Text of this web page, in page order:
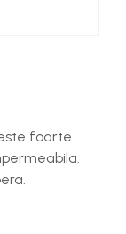
foarte